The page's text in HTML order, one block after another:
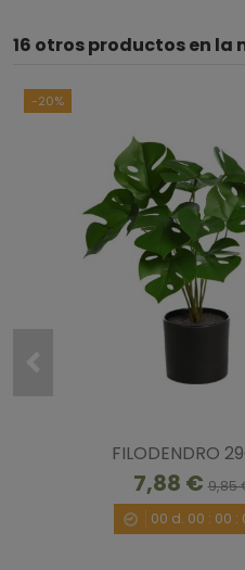
16 otros productos en
-20%
FILODENDRO
7,88 €9,85
00 d. 00 : 00 :